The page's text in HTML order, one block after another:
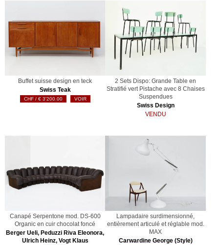
Buffet suisse design en teck
Swiss Teak
€3'200.00 VOIR
2 Sets Dispo: Grande Table en
Stratifié vert Pistache avec 8 Chaises
Suspendues
Swiss Design
VENDU
Canapé Serpentone mod. DS-600
Organic en cuir chocolat foncé
Berger Ueli, Peduzzi Riva Eleonora,
Ulrich Heinz, Vogt Klaus
Lampadaire surdimensionné,
entièrement articulé et réglable mod.
MAX
Carwardine George (Style)